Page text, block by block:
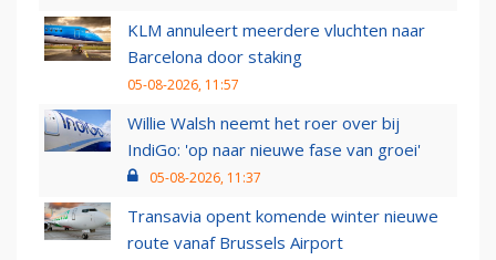
KLM annuleert meerdere vluchten naar
Barcelona door staking
05-08-2026, 11:57
Willie Walsh neemt het roer over bij
IndiGo: 'op naar nieuwe fase van groei'
05-08-2026, 11:37
Transavia opent komende winter nieuwe
route vanaf Brussels Airport